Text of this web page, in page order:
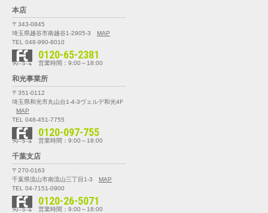
本店
〒343-0845
埼玉県越谷市南越谷1-2905-3
MAP
TEL 048-990-8010
0120-65-2381
営業時間：9:00～18:00
和光事業所
〒351-0112
埼玉県和光市丸山台1-4-3ヴェルデ和光4F
MAP
TEL 048-451-7755
0120-097-755
営業時間：9:00～18:00
千葉支店
〒270-0163
千葉県流山市南流山三丁目1-3
MAP
TEL 04-7151-0900
0120-26-5071
営業時間：9:00～18:00